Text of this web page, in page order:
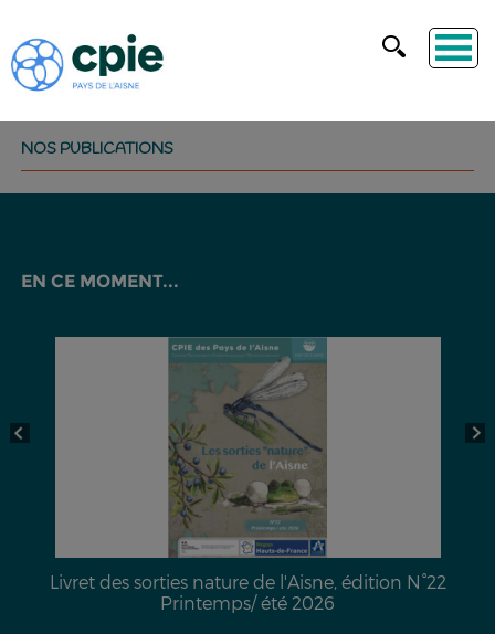
NOS PUBLICATIONS
EN CE MOMENT...
Livret des sorties nature de l'Aisne, édition N°22
Printemps/ été 2026